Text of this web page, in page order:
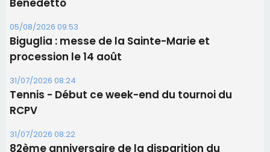
06/08/2026 15:57
Ucciani – Marché des producteurs à Cruculi le
11 août
06/08/2026 15:25
Corte – L’association A Nuciola organise une
projection sous les étoiles
06/08/2026 15:04
Alata - Soirée Tango Argentin au stade de San
Benedetto